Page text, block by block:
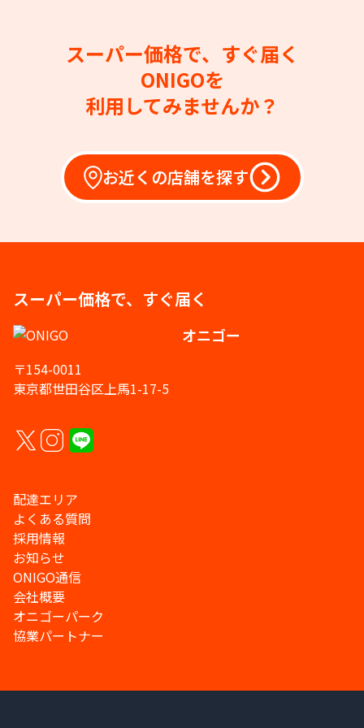
スーパー価格で、すぐ届く
ONIGOを
利用してみませんか？
お近くの店舗を探す
スーパー価格で、すぐ届く
オニゴー
〒154-0011
東京都世田谷区上馬1-17-5
配達エリア
よくある質問
採用情報
お知らせ
ONIGO通信
会社概要
オニゴーパーク
協業パートナー